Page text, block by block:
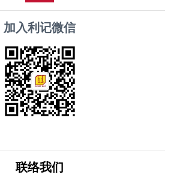
加入利记微信
联络我们